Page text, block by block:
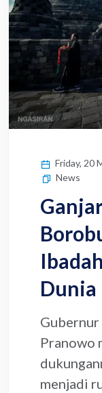
Friday, 20
News
Dunia
Gubernur
Pranowo
menjadi